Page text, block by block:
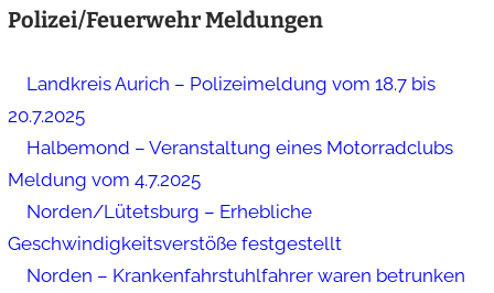
Polizei/Feuerwehr Meldungen
Landkreis Aurich – Polizeimeldung vom 18.7 bis
20.7.2025
Halbemond – Veranstaltung eines Motorradclubs
Meldung vom 4.7.2025
Norden/Lütetsburg – Erhebliche
Geschwindigkeitsverstöße festgestellt
Norden – Krankenfahrstuhlfahrer waren betrunken